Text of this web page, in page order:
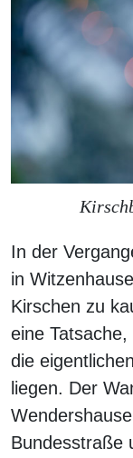
In der
in
Kirschen zu
eine
die
liegen. Der
Bundesstraße